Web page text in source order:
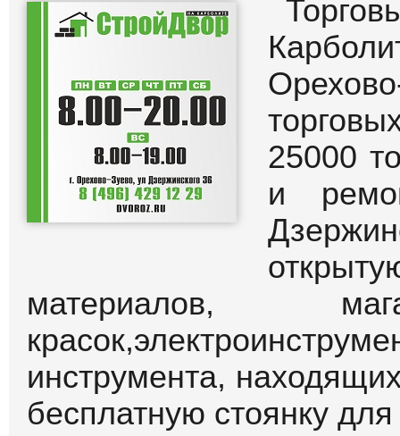
25000
и
материалов,
инструмента,
бесплатную стоянку